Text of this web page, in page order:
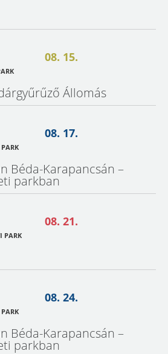
08. 15.
Állomás
08. 17.
Béda-Karapancsán –
parkban
PARK
08. 21.
08. 24.
Béda-Karapancsán –
parkban